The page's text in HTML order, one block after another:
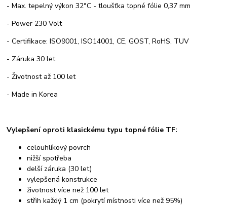
- Max. tepelný výkon 32°C - tloušťka topné fólie 0,37 mm
- Power 230 Volt
- Certifikace: ISO9001, ISO14001, CE, GOST, RoHS, TUV
- Záruka 30 let
- Životnost až 100 let
- Made in Korea
Vylepšení oproti klasickému typu topné fólie TF:
celouhlíkový povrch
nižší spotřeba
delší záruka (30 let)
vylepšená konstrukce
životnost více než 100 let
střih každý 1 cm (pokrytí místnosti více než 95%)